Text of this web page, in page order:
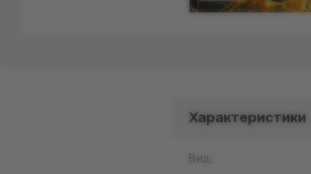
Характеристики
Вид: